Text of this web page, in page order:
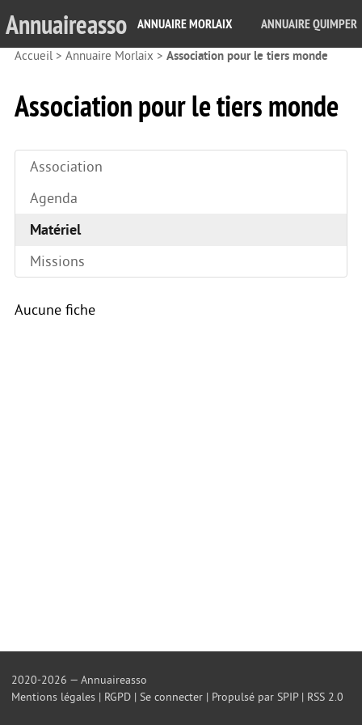
Annuaireasso ANNUAIRE MORLAIX ANNUAIRE QUIMPER
Accueil> Annuaire Morlaix > Association pour le tiers monde
Association pour le tiers monde
Association
Agenda
Matériel
Missions
Aucune fiche
2020-2026 — Annuaireasso
Mentions légales | RGPD |Se connecter | Propulsé par SPIP| RSS 2.0